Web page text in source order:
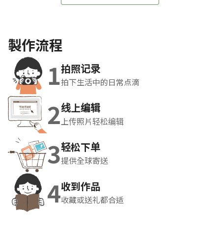
製作流程
1拍照记录
拍下生活中的日常点滴
2线上编辑
上传照片轻松编辑
3轻松下单
提供全球寄送
4收到作品
收藏或送礼都合适